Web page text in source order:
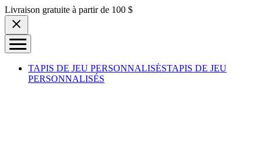
Skip to content
Livraison gratuite à partir de 100 $
TAPIS DE JEU PERSONNALISÉSTAPIS DE JEU
PERSONNALISÉS